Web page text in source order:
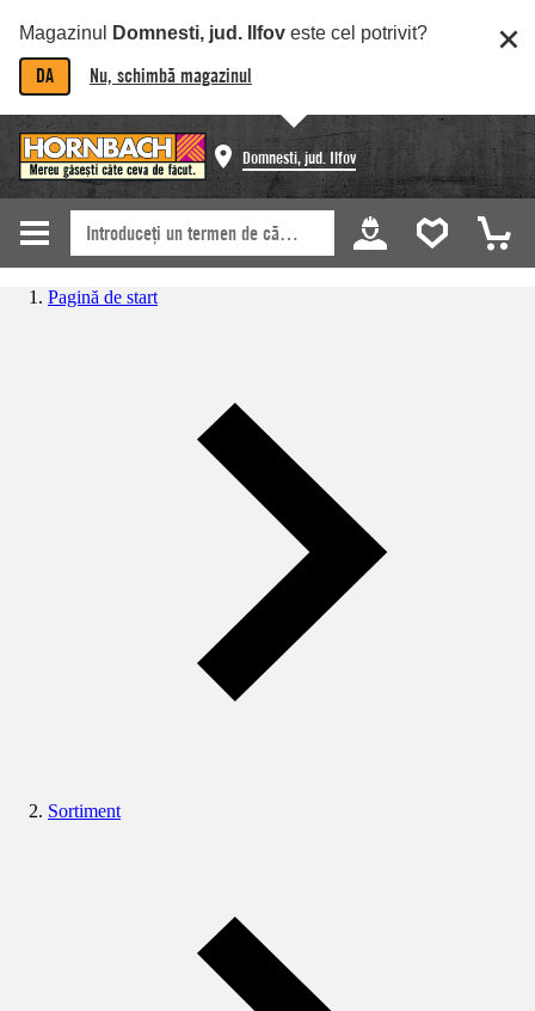
Magazinul Domnesti, jud. Ilfov este cel potrivit?
DA Nu, schimbă magazinul
Domnesti, jud. Ilfov
Pagină de start
Sortiment